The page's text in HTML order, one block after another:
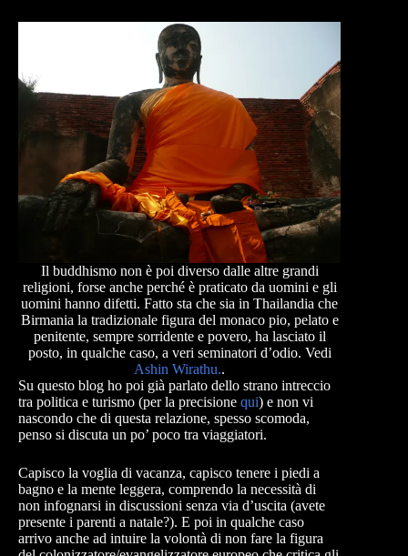
Il buddhismo non è poi diverso dalle altre grandi
religioni, forse anche perché è praticato da uomini e gli
uomini hanno difetti. Fatto sta che sia in Thailandia che
Birmania la tradizionale figura del monaco pio, pelato e
penitente, sempre sorridente e povero, ha lasciato il
posto, in qualche caso, a veri seminatori d’odio. Vedi
Ashin Wirathu..
Su questo blog ho poi già parlato dello strano intreccio
tra politica e turismo (per la precisione qui) e non vi
nascondo che di questa relazione, spesso scomoda,
penso si discuta un po’ poco tra viaggiatori.
Capisco la voglia di vacanza, capisco tenere i piedi a
bagno e la mente leggera, comprendo la necessità di
non infognarsi in discussioni senza via d’uscita (avete
presente i parenti a natale?). E poi in qualche caso
arrivo anche ad intuire la volontà di non fare la figura